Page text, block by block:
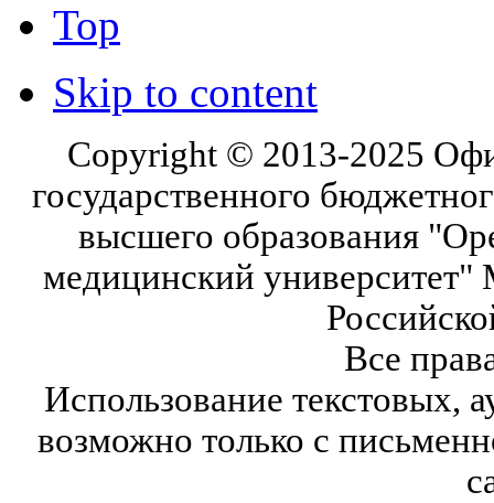
Top
Skip to content
Copyright © 2013-2025
государственного
высшего образования
медицинский университет"
Все
Использование текстовых,
возможно только с